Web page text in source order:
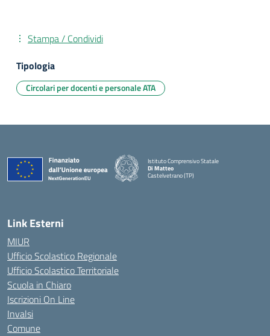
Stampa / Condividi
Tipologia
Circolari per docenti e personale ATA
Istituto Comprensivo Statale
Di Matteo
Castelvetrano (TP)
Link Esterni
MIUR
Ufficio Scolastico Regionale
Ufficio Scolastico Territoriale
Scuola in Chiaro
Iscrizioni On Line
Invalsi
Comune